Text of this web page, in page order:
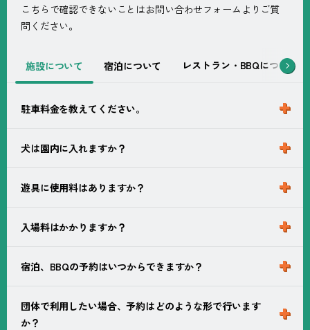
こちらで確認できないことはお問い合わせフォームよりご質
問ください。
施設について 宿泊について レストラン・BBQについて
駐車料金を教えてください。
入庫後30分まで無料、30分～１時間以内100円、2～3時
と加算。 園内で平日税込1,000円以上、休日税込2,000円
犬は園内に入れますか？
ドッグラン及び第2駐車場からドッグランまでの通路以外
遊具に使用料はありますか？
遊具に使用料はございません。
入場料はかかりますか？
入場料はかかりません。
宿泊、BBQの予約はいつからできますか？
ご利用日の60日前の0時から予約開始です。
団体で利用したい場合、予約はどのような形で行います
か？